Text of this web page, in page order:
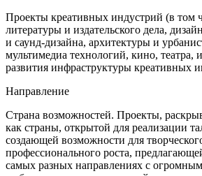
Проекты креативных индустрий (в том
литературы и издательского дела,
и саунд-дизайна, архитектуры и
мультимедиа технологий, кино, театра,
развития инфраструктуры креативных
Направление
Страна возможностей. Проекты,
как страны, открытой для реализации
создающей возможности для
профессионального роста,
самых разных направлениях с